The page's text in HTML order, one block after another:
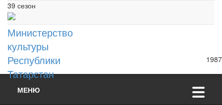
39 сезон
Министерство
культуры
Республики
Татарстан
1987
МЕНЮ